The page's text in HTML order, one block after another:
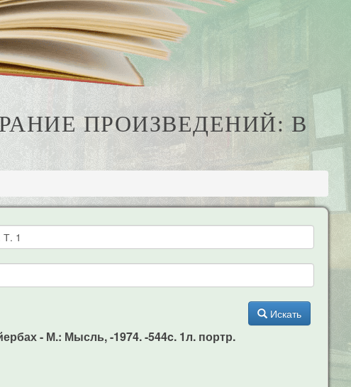
ПРОИЗВЕДЕНИЙ: В
Искать
- М.: Мысль, -1974. -544c. 1л. портр.